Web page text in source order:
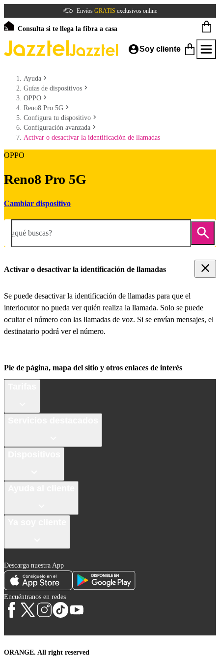
Envíos GRATIS exclusivos online
Consulta si te llega la fibra a casa
Soy cliente
Ayuda
Guías de dispositivos
OPPO
Reno8 Pro 5G
Configura tu dispositivo
Configuración avanzada
Activar o desactivar la identificación de llamadas
OPPO
Reno8 Pro 5G
Cambiar dispositivo
¿qué buscas?
Activar o desactivar la identificación de llamadas
Se puede desactivar la identificación de llamadas para que el
interlocutor no pueda ver quién realiza la llamada. Solo se puede
ocultar el número con las llamadas de voz. Si se envían mensajes, el
destinatario podrá ver el número.
Pie de página, mapa del sitio y otros enlaces de interés
Descarga nuestra App
Encuéntranos en redes
ORANGE. All right reserved